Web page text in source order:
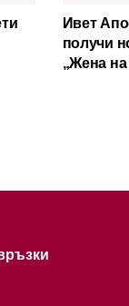
Ивет
получи
„Жена на